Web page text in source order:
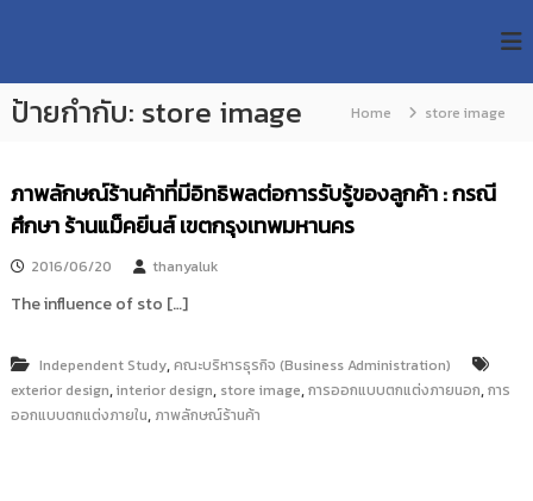
p
U
T
R
e
s
e
a
c
h
R
วิ
ท
ลั
ย
เ
ค
น
ล
ยี
ร
า
ป้ายกำกับ: store image Home store image
ภาพลักษณ์ร้านค้าที่มีอิทธิพลต่อการรับรู้ของลูกค้า : กรณี
ศึกษา ร้านแม็คยีนส์ เขตกรุงเทพมหานคร
2016/06/20 thanyaluk
The influence of sto […]
Independent Study,คณะบริหารธุรกิจ (Business Administration)
exterior design,interior design, store image,การออกแบบตกแต่งภายนอก,การ
ออกแบบตกแต่งภายใน, ภาพลักษณ์ร้านค้า